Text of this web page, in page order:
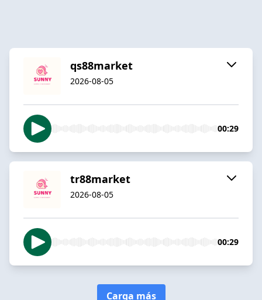
qs88market
2026-08-05
00:29
tr88market
2026-08-05
00:29
Carga más